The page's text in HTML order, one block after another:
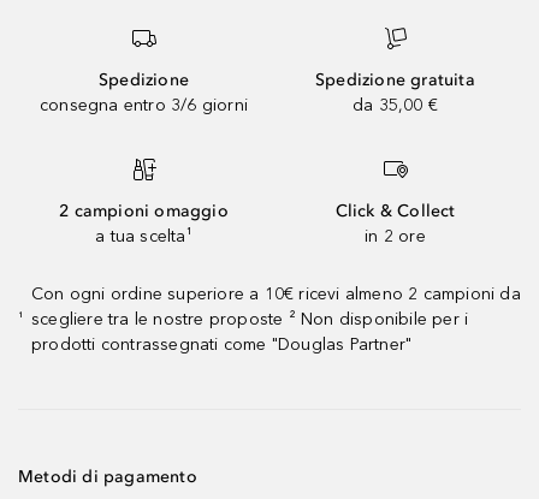
Spedizione
consegna entro 3/6 giorni
Spedizione gratuita
da 35,00 €
2 campioni omaggio
a tua scelta¹
Click & Collect
in 2 ore
¹
Con ogni ordine superiore a 10€ ricevi almeno 2 campioni da
scegliere tra le nostre proposte ² Non disponibile per i
prodotti contrassegnati come "Douglas Partner"
Metodi di pagamento